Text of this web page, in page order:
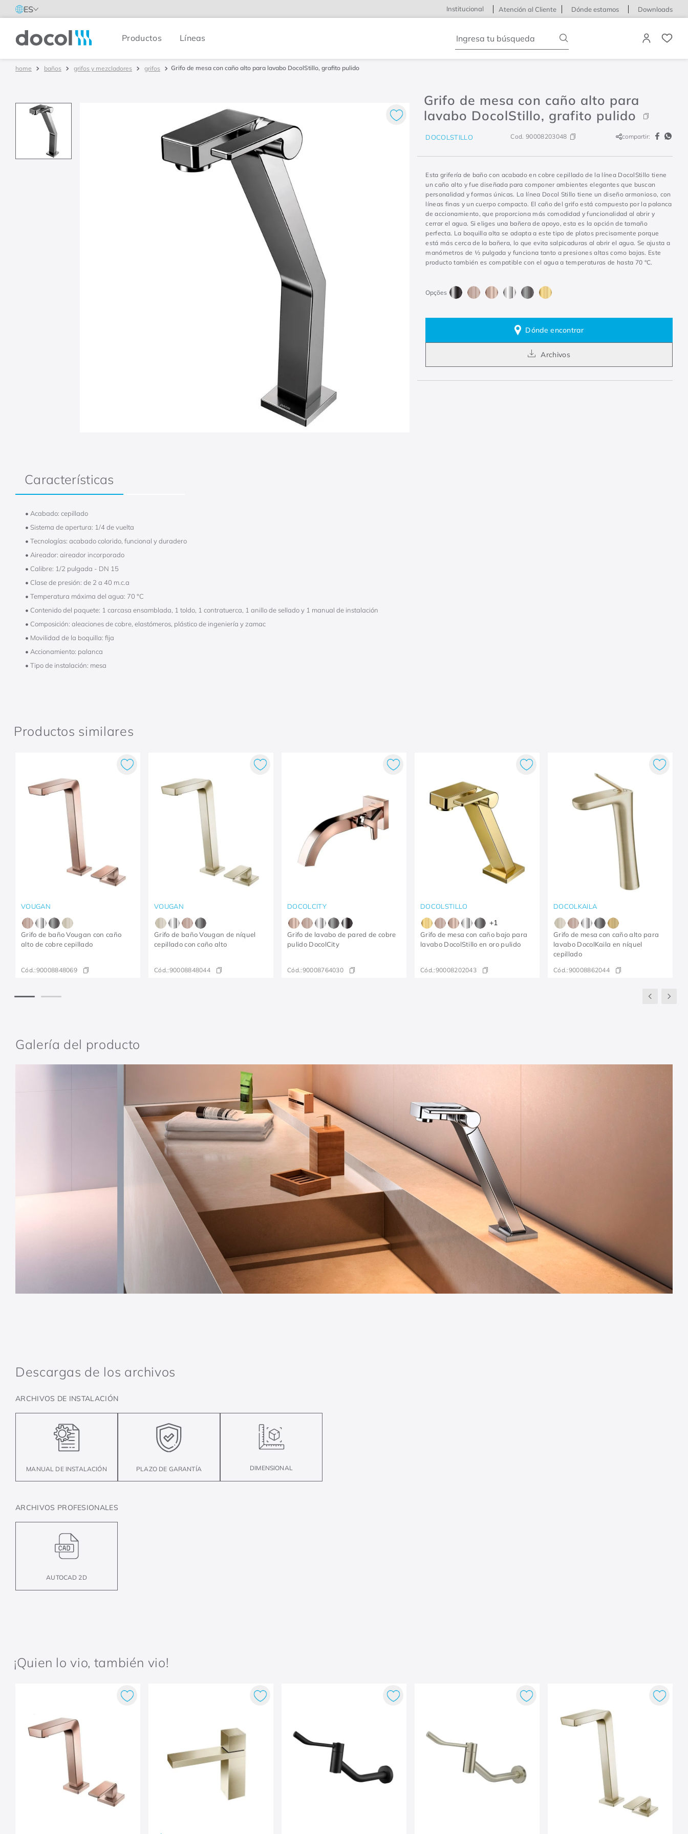
ES Institucional Atención al Cliente Dónde estamos Downloads
Docol Productos Líneas
baños grifos y mezcladores grifos Grifo de mesa con caño alto para lavabo DocolStillo, grafito pulido
Grifo de mesa con caño alto para
lavabo DocolStillo, grafito pulido
DOCOLSTILLO Cod. 90008203048 compartir:
Esta grifería de baño con acabado en cobre cepillado de la línea DocolStillo tiene
un caño alto y fue diseñada para componer ambientes elegantes que buscan
personalidad y formas únicas. La línea Docol Stillo tiene un diseño armonioso, con
líneas finas y un cuerpo compacto. El caño del grifo está compuesto por la palanca
de accionamiento, que proporciona más comodidad y funcionalidad al abrir y
cerrar el agua. Si eliges una bañera de apoyo, esta es la opción de tamaño
perfecta. La boquilla alta se adapta a este tipo de platos precisamente porque
está más cerca de la bañera, lo que evita salpicaduras al abrir el agua. Se ajusta a
manómetros de ½ pulgada y funciona tanto a presiones altas como bajas. Este
producto también es compatible con el agua a temperaturas de hasta 70 °C.
Dónde encontrar
Archivos
Características
• Acabado: cepillado
• Sistema de apertura: 1/4 de vuelta
• Tecnologías: acabado colorido, funcional y duradero
• Aireador: aireador incorporado
• Calibre: 1/2 pulgada - DN 15
• Clase de presión: de 2 a 40 m.c.a
• Temperatura máxima del agua: 70 °C
• Contenido del paquete: 1 carcasa ensamblada, 1 toldo, 1 contratuerca, 1 anillo de sellado y 1 manual de instalación
• Composición: aleaciones de cobre, elastómeros, plástico de ingeniería y zamac
• Movilidad de la boquilla: fija
• Accionamiento: palanca
• Tipo de instalación: mesa
Productos similares
VOUGAN
Grifo de baño Vougan con caño
alto de cobre cepillado
Cód.:90008848069
VOUGAN
Grifo de baño Vougan de níquel
cepillado con caño alto
Cód.:90008848044
DOCOLCITY
Grifo de lavabo de pared de cobre
pulido DocolCity
Cód.:90008764030
DOCOLSTILLO
+1
Grifo de mesa con caño bajo para
lavabo DocolStillo en oro pulido
Cód.:90008202043
DOCOLKAILA
Grifo de mesa con caño alto para
lavabo DocolKaila en níquel
cepillado
Cód.:90008862044
Galería del producto
Descargas de los archivos
ARCHIVOS DE INSTALACIÓN
MANUAL DE INSTALACIÓN PLAZO DE GARANTÍA DIMENSIONAL
ARCHIVOS PROFESIONALES
AUTOCAD 2D
¡Quien lo vio, también vio!